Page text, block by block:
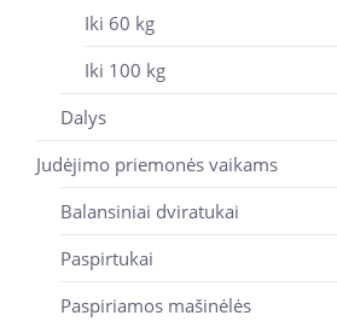
Iki 60 kg
Iki 100 kg
Dalys
Judėjimo priemonės vaikams
Balansiniai dviratukai
Paspirtukai
Paspiriamos mašinėlės